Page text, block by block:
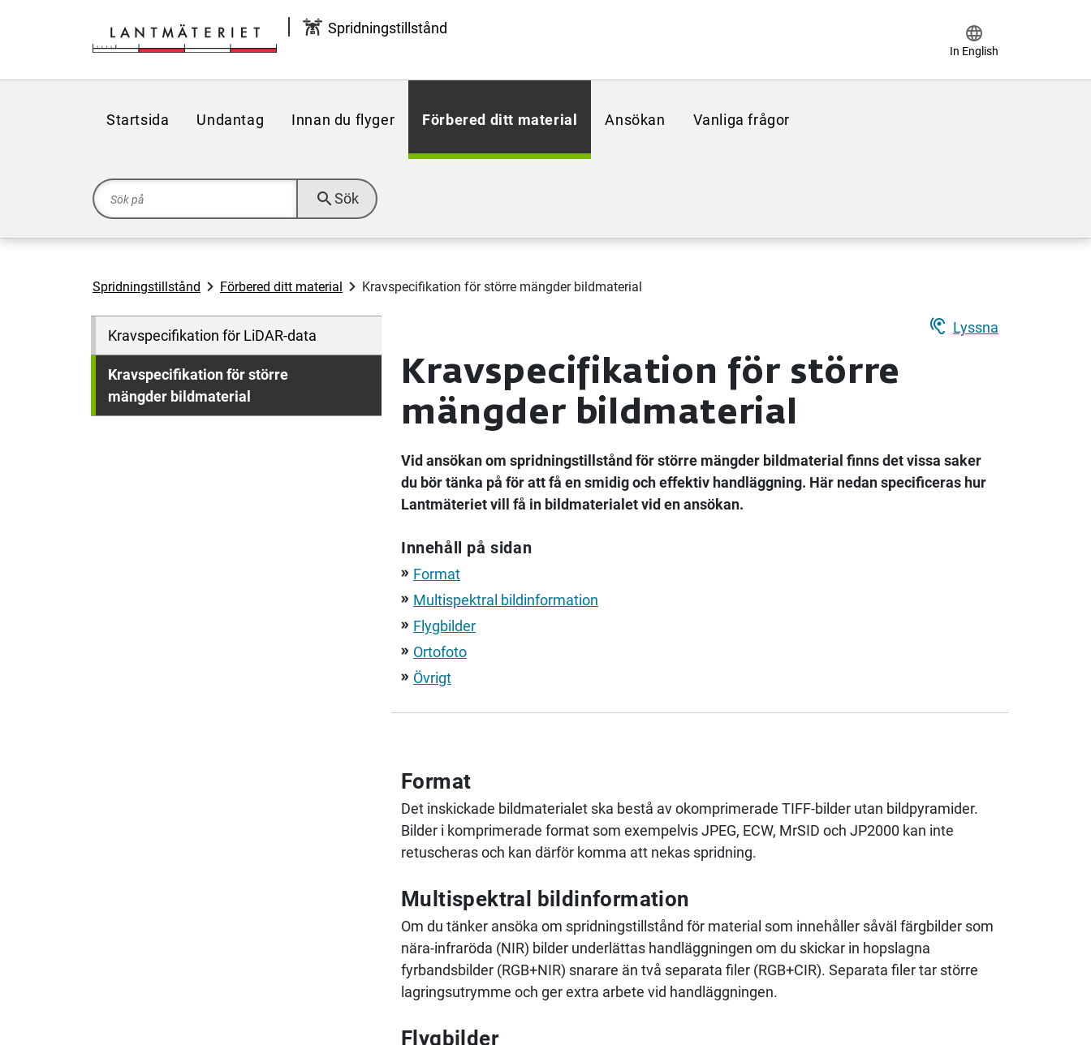
Spridningstillstånd
language
In English
Startsida Undantag Innan du flyger Förbered ditt material Ansökan Vanliga frågor
search Sök
Spridningstillstånd Förbered ditt material Kravspecifikation för större mängder bildmaterial
Kravspecifikation för LiDAR-data
Kravspecifikation för större
mängder bildmaterial
hearing Lyssna
Kravspecifikation för större
mängder bildmaterial
Vid ansökan om spridningstillstånd för större mängder bildmaterial finns det vissa saker
du bör tänka på för att få en smidig och effektiv handläggning. Här nedan specificeras hur
Lantmäteriet vill få in bildmaterialet vid en ansökan.
Innehåll på sidan
double_arrow Format
double_arrow Multispektral bildinformation
double_arrow Flygbilder
double_arrow Ortofoto
double_arrow Övrigt
Format
Det inskickade bildmaterialet ska bestå av okomprimerade TIFF-bilder utan bildpyramider.
Bilder i komprimerade format som exempelvis JPEG, ECW, MrSID och JP2000 kan inte
retuscheras och kan därför komma att nekas spridning.
Multispektral bildinformation
Om du tänker ansöka om spridningstillstånd för material som innehåller såväl färgbilder som
nära-infraröda (NIR) bilder underlättas handläggningen om du skickar in hopslagna
fyrbandsbilder (RGB+NIR) snarare än två separata filer (RGB+CIR). Separata filer tar större
lagringsutrymme och ger extra arbete vid handläggningen.
Flygbilder